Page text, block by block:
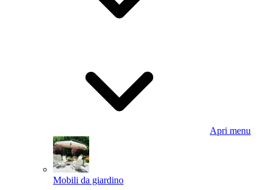
Apri menu
Mobili da giardino